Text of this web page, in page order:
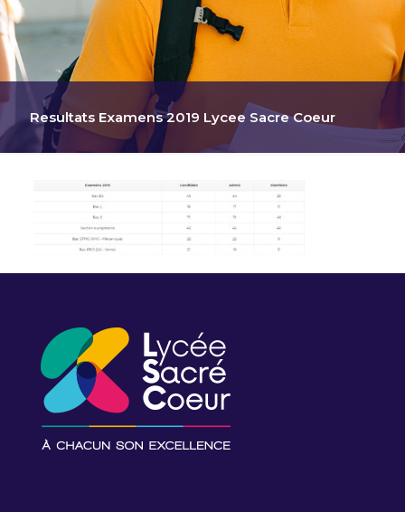
Resultats Examens 2019 Lycee Sacre Coeur